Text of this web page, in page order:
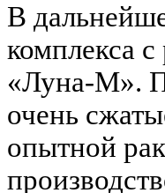
В
комплекса
«Луна-М».
очень
опытной